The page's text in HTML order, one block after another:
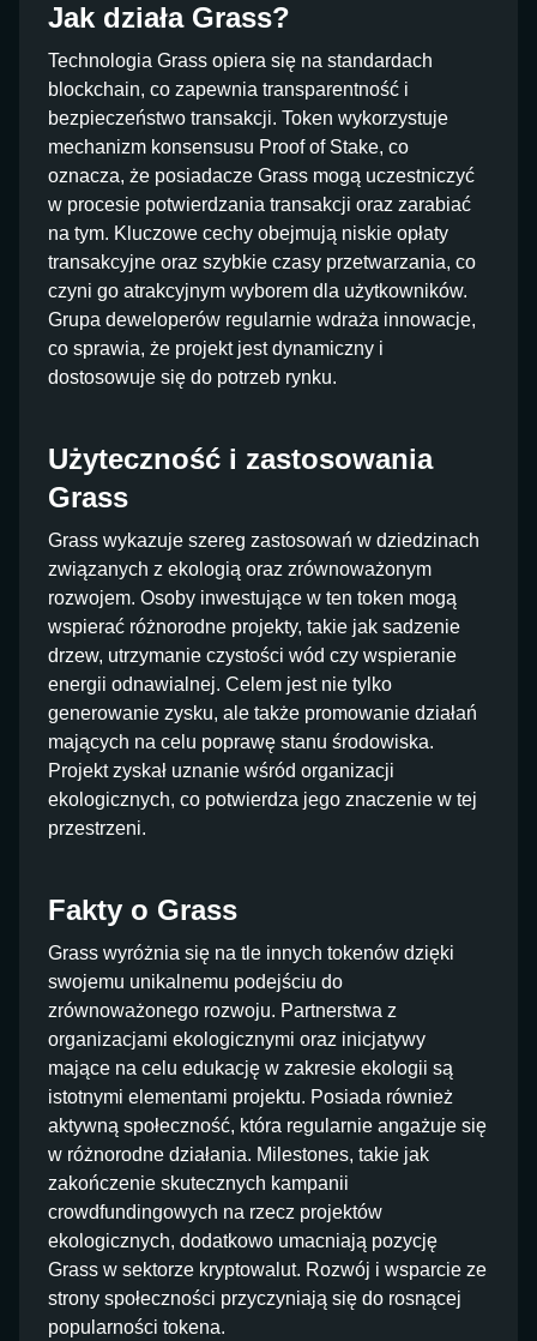
Jak działa Grass?
Technologia Grass opiera się na standardach
blockchain, co zapewnia transparentność i
bezpieczeństwo transakcji. Token wykorzystuje
mechanizm konsensusu Proof of Stake, co
oznacza, że posiadacze Grass mogą uczestniczyć
w procesie potwierdzania transakcji oraz zarabiać
na tym. Kluczowe cechy obejmują niskie opłaty
transakcyjne oraz szybkie czasy przetwarzania, co
czyni go atrakcyjnym wyborem dla użytkowników.
Grupa deweloperów regularnie wdraża innowacje,
co sprawia, że projekt jest dynamiczny i
dostosowuje się do potrzeb rynku.
Użyteczność i zastosowania
Grass
Grass wykazuje szereg zastosowań w dziedzinach
związanych z ekologią oraz zrównoważonym
rozwojem. Osoby inwestujące w ten token mogą
wspierać różnorodne projekty, takie jak sadzenie
drzew, utrzymanie czystości wód czy wspieranie
energii odnawialnej. Celem jest nie tylko
generowanie zysku, ale także promowanie działań
mających na celu poprawę stanu środowiska.
Projekt zyskał uznanie wśród organizacji
ekologicznych, co potwierdza jego znaczenie w tej
przestrzeni.
Fakty o Grass
Grass wyróżnia się na tle innych tokenów dzięki
swojemu unikalnemu podejściu do
zrównoważonego rozwoju. Partnerstwa z
organizacjami ekologicznymi oraz inicjatywy
mające na celu edukację w zakresie ekologii są
istotnymi elementami projektu. Posiada również
aktywną społeczność, która regularnie angażuje się
w różnorodne działania. Milestones, takie jak
zakończenie skutecznych kampanii
crowdfundingowych na rzecz projektów
ekologicznych, dodatkowo umacniają pozycję
Grass w sektorze kryptowalut. Rozwój i wsparcie ze
strony społeczności przyczyniają się do rosnącej
popularności tokena.